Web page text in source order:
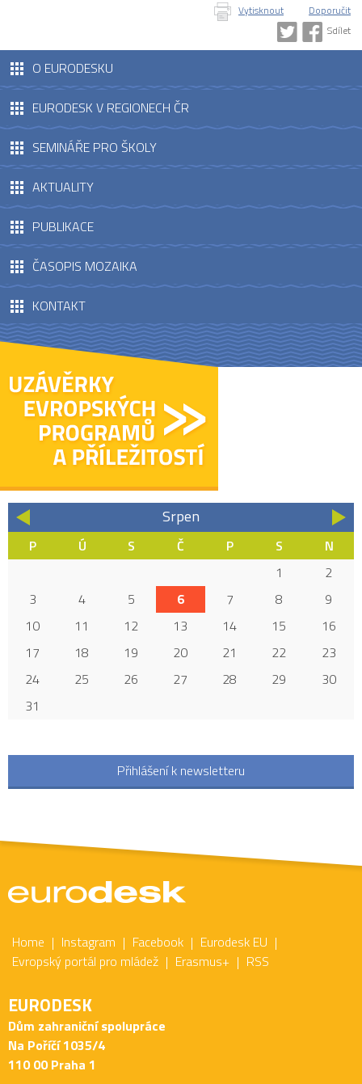
Vytisknout
Doporučit
Sdílet
O EURODESKU
EURODESK V REGIONECH ČR
SEMINÁŘE PRO ŠKOLY
AKTUALITY
PUBLIKACE
ČASOPIS MOZAIKA
KONTAKT
Srpen
«
P Ú S Č P S
N
1
2
3
4 5 6 7 8
9
10
11 12 13 14 15
16
17
18 19 20 21 22
23
24
25 26 27 28 29
30
31
Přihlášení k newsletteru
Home Instagram Facebook
Eurodesk EU
Evropský portál pro mládež
Erasmus+ RSS
EURODESK
Dům zahraniční spolupráce
Na Poříčí 1035/4
110 00 Praha 1